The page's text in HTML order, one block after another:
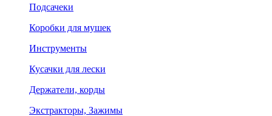
Подсачеки
Коробки для мушек
Инструменты
Кусачки для лески
Держатели, корды
Экстракторы, Зажимы